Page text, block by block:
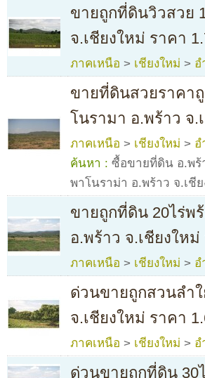
ขายถูกที่ดินวิวสวย
จ.เชียงใหม่ ราคา
ภาคเหนือ > เชียงใหม่ > อ
ขายที่ดินสวยราคา
โนรามา อ.พร้าว จ.
ภาคเหนือ > เชียงใหม่ > อ
ค้นหา : ซื้อขายที่ดิน อ.พร้
พาโนราม่า อ.พร้าว จ.เชีย
ขายถูกที่ดิน 20ไร่พ
อ.พร้าว จ.เชียงให
ภาคเหนือ > เชียงใหม่ > อ
ด่วนขายถูกสวนลำ
จ.เชียงใหม่ ราคา
ภาคเหนือ > เชียงใหม่ > อ
ด่วนขายถูกที่ดิน 30